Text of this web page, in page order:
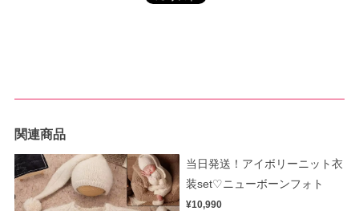
関連商品
当日発送！アイボリーニット衣
装set♡ニューボーンフォト
¥10,990